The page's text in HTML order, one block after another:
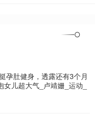
孕肚健身，透露还有3个月
儿超大气_卢靖姗_运动_